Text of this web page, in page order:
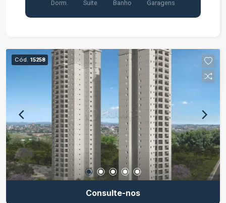
Dorm. Suite Banho Garagens
Cód. 15258
Consulte-nos